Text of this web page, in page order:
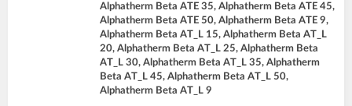
Alphatherm Beta ATE 35, Alphatherm Beta ATE 45,
Alphatherm Beta ATE 50, Alphatherm Beta ATE 9,
Alphatherm Beta AT_L 15, Alphatherm Beta AT_L
20, Alphatherm Beta AT_L 25, Alphatherm Beta
AT_L 30, Alphatherm Beta AT_L 35, Alphatherm
Beta AT_L 45, Alphatherm Beta AT_L 50,
Alphatherm Beta AT_L 9